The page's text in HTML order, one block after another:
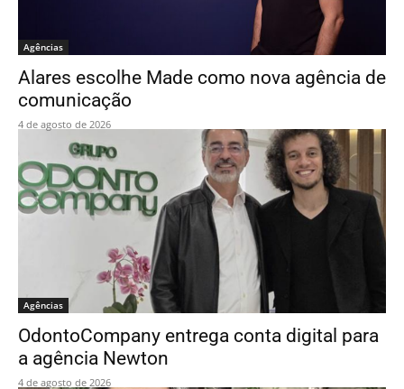
Agências
Alares escolhe Made como nova agência de
comunicação
4 de agosto de 2026
Agências
OdontoCompany entrega conta digital para
a agência Newton
4 de agosto de 2026